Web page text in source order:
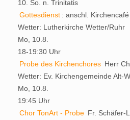
10. So. n. Trinitatis
Gottesdienst : anschl. Kirchencafé
Wetter: Lutherkirche Wetter/Ruhr
Mo, 10.8.
18-19:30 Uhr
Probe des Kirchenchores Herr
Wetter: Ev. Kirchengemeinde Alt-
Mo, 10.8.
19:45 Uhr
Chor TonArt - Probe Fr. Schäfer-